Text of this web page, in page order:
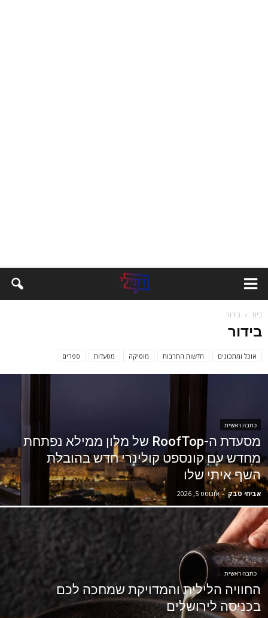
בית בידור
בידור
אוכל ומתכונים חדשות התרבות מוסיקה מסעדות ספרים
כתבה ראשית
מסעדת ה-RoofTop של מלון ממילא נפתחת
מחדש עם קונספט קולינרי חדש בהובלת
השף איתי שלו
אביחי טבק - אוגוסט 5, 2026
כתבה ראשית
החוויה הלילית והמדויקת שמחכה לכם
בכניסה לירושלים